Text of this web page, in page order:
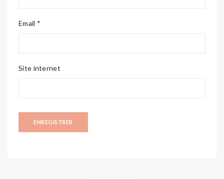
Email *
Site internet